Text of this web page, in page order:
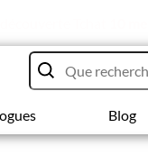
Blog